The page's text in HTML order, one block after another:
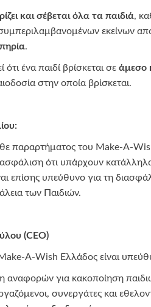
και σέβεται όλα τα παιδιά,
εκείνων
.
ένα παιδί βρίσκεται σε άμεσο
στην οποία βρίσκεται.
παραρτήματος του Make-A-
ότι υπάρχουν
επίσης υπεύθυνο για τη
των Παιδιών.
(CEO)
A-Wish Ελλάδος είναι
αναφορών για κακοποίηση
συνεργάτες και